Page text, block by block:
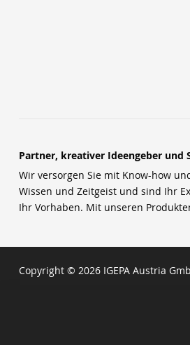
Partner, kreativer Ideengeber und
Wir versorgen Sie mit Know-how
Wissen und Zeitgeist und sind Ihr
Ihr Vorhaben. Mit unseren
Copyright © 2026 IGEPA Austria